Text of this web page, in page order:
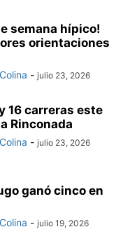
semana hípico!
orientaciones
- julio 23, 2026
16 carreras este
Rinconada
- julio 23, 2026
ganó cinco en
- julio 19, 2026